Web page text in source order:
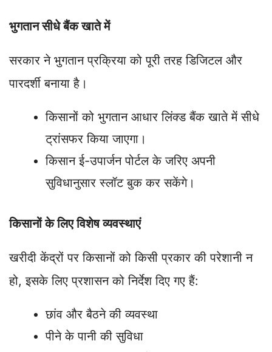
भुगतान सीधे बैंक खाते में
सरकार ने भुगतान प्रक्रिया को पूरी तरह डिजिटल और
पारदर्शी बनाया है।
किसानों को भुगतान आधार लिंक्ड बैंक खाते में सीधे
ट्रांसफर किया जाएगा।
किसान ई-उपार्जन पोर्टल के जरिए अपनी
सुविधानुसार स्लॉट बुक कर सकेंगे।
किसानों के लिए विशेष व्यवस्थाएं
खरीदी केंद्रों पर किसानों को किसी प्रकार की परेशानी न
हो, इसके लिए प्रशासन को निर्देश दिए गए हैं:
छांव और बैठने की व्यवस्था
पीने के पानी की सुविधा